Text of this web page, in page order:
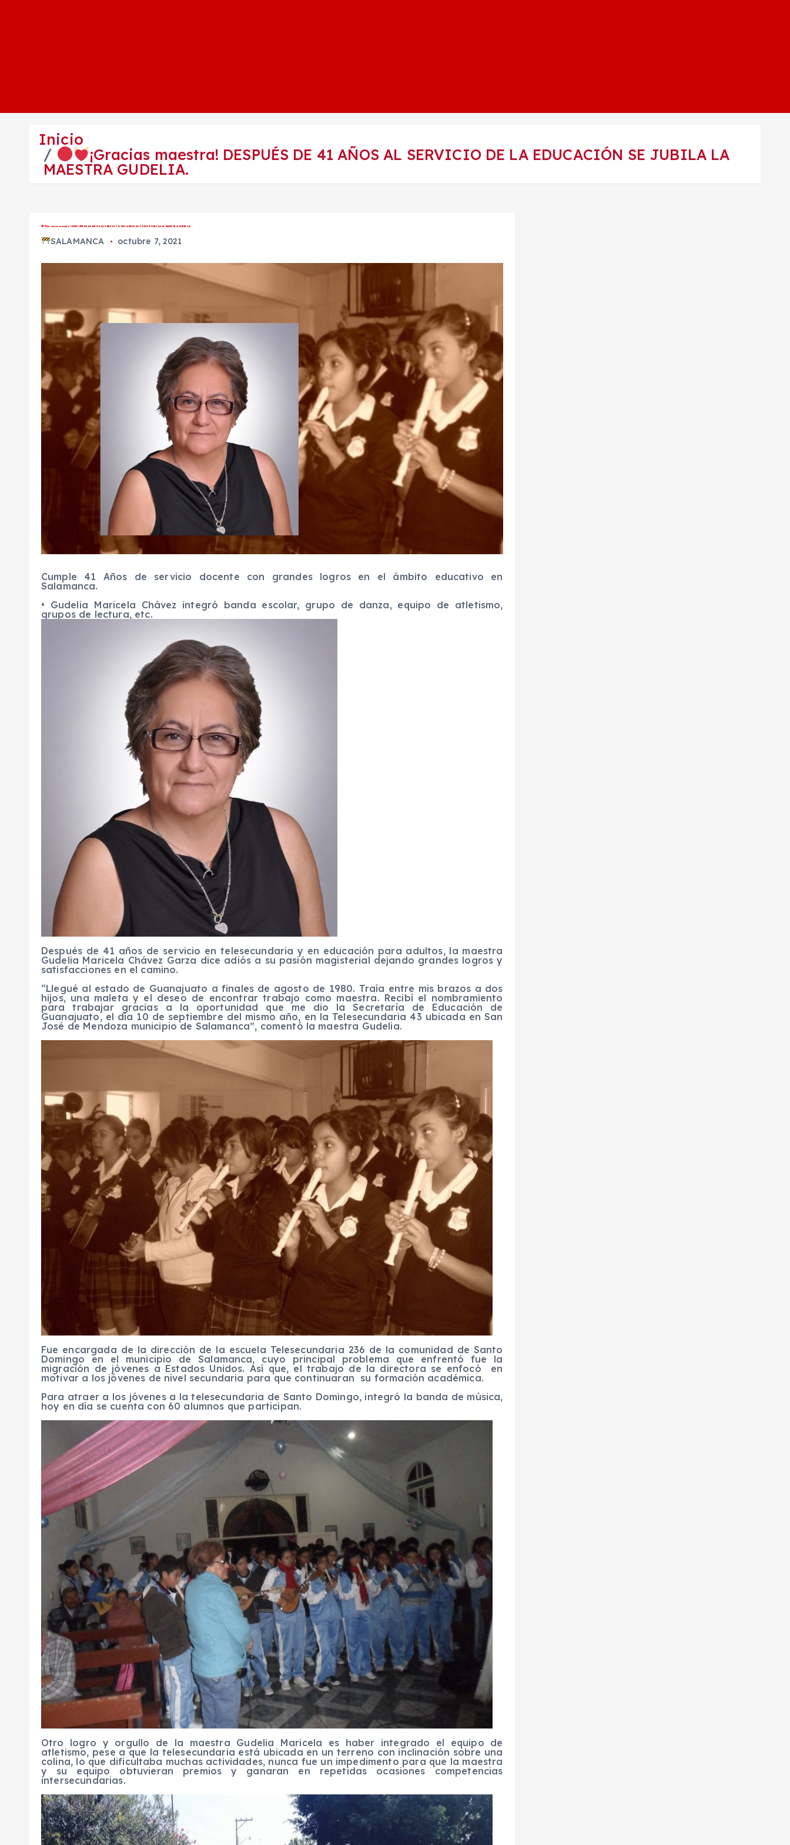
Inicio
¡Gracias maestra! DESPUÉS DE 41 AÑOS AL SERVICIO DE LA EDUCACIÓN SE JUBILA LA
MAESTRA GUDELIA.
¡Gracias maestra! DESPUÉS DE 41 AÑOS AL SERVICIO DE LA EDUCACIÓN SE JUBILA LA MAESTRA GUDELIA.
SALAMANCA octubre 7, 2021
Cumple 41 Años de servicio docente con grandes logros en el ámbito educativo en
Salamanca.
• Gudelia Maricela Chávez integró banda escolar, grupo de danza, equipo de atletismo,
grupos de lectura, etc.
Después de 41 años de servicio en telesecundaria y en educación para adultos, la maestra
Gudelia Maricela Chávez Garza dice adiós a su pasión magisterial dejando grandes logros y
satisfacciones en el camino.
“Llegué al estado de Guanajuato a finales de agosto de 1980. Traía entre mis brazos a dos
hijos, una maleta y el deseo de encontrar trabajo como maestra. Recibí el nombramiento
para trabajar gracias a la oportunidad que me dio la Secretaría de Educación de
Guanajuato, el día 10 de septiembre del mismo año, en la Telesecundaria 43 ubicada en San
José de Mendoza municipio de Salamanca”, comentó la maestra Gudelia.
Fue encargada de la dirección de la escuela Telesecundaria 236 de la comunidad de Santo
Domingo en el municipio de Salamanca, cuyo principal problema que enfrentó fue la
migración de jóvenes a Estados Unidos. Así que, el trabajo de la directora se enfocó en
motivar a los jóvenes de nivel secundaria para que continuaran su formación académica.
Para atraer a los jóvenes a la telesecundaria de Santo Domingo, integró la banda de música,
hoy en día se cuenta con 60 alumnos que participan.
Otro logro y orgullo de la maestra Gudelia Maricela es haber integrado el equipo de
atletismo, pese a que la telesecundaria está ubicada en un terreno con inclinación sobre una
colina, lo que dificultaba muchas actividades, nunca fue un impedimento para que la maestra
y su equipo obtuvieran premios y ganaran en repetidas ocasiones competencias
intersecundarias.